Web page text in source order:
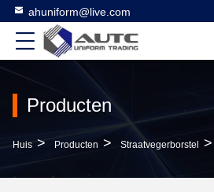
ahuniform@live.com
Producten
Huis > Producten > Straatvegerborstel >